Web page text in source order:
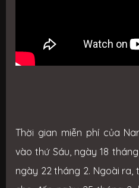
Thời gian miễn phí của
vào thứ Sáu, ngày 18
ngày 22 tháng 2. Ngoài ra,